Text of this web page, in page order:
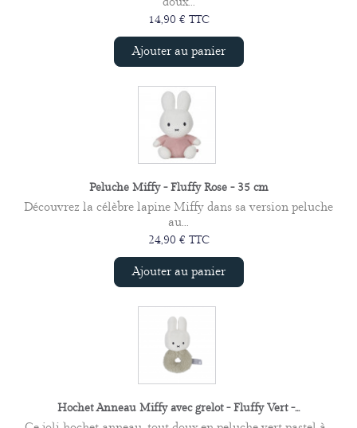
14,90 € TTC
Ajouter au panier
Peluche Miffy - Fluffy Rose - 35 cm
Découvrez la célèbre lapine Miffy dans sa version peluche
au...
24,90 € TTC
Ajouter au panier
Hochet Anneau Miffy avec grelot - Fluffy Vert -...